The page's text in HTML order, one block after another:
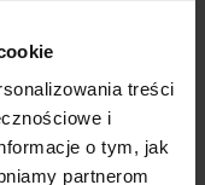
treści
i
o tym, jak
partnerom
BRAK NA STANIE
do pilarek
TOP CUT:
16" + 2x
66 ogniw